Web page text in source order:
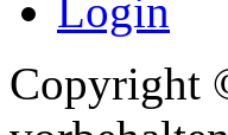
Login
Copyright